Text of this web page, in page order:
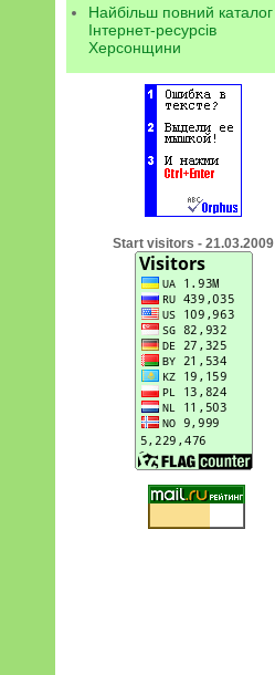
Найбільш повний каталог
Інтернет-ресурсів
Херсонщини
Start visitors - 21.03.2009